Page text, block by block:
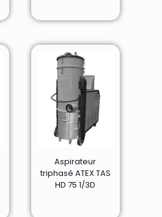
Aspirateur
triphasé ATEX TAS
HD 75 1/3D